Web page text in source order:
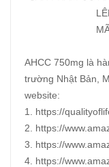
AHCC 750mg là
trường Nhật Bản,
website:
1. https://
2. https://
3. https://
4. https://